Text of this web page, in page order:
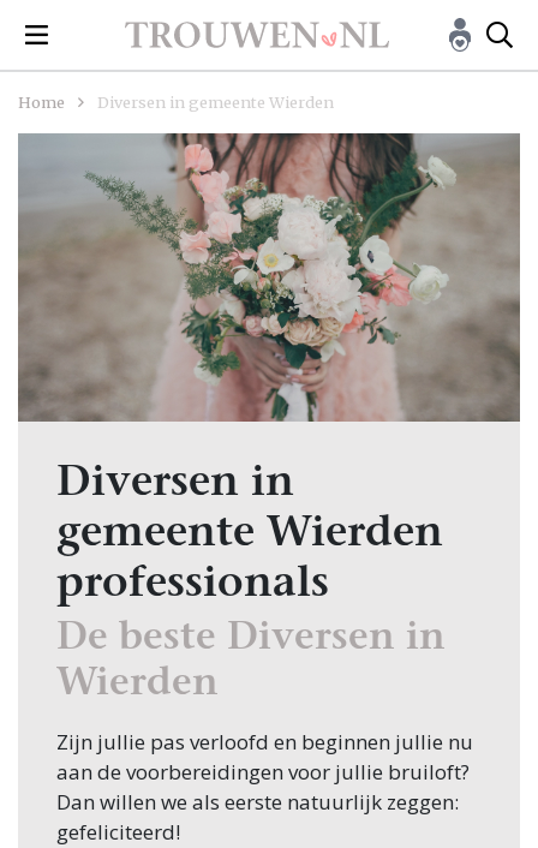
Home Diversen in gemeente Wierden
Diversen in
gemeente Wierden
professionals
De beste Diversen in
Wierden
Zijn jullie pas verloofd en beginnen jullie nu
aan de voorbereidingen voor jullie bruiloft?
Dan willen we als eerste natuurlijk zeggen:
gefeliciteerd!